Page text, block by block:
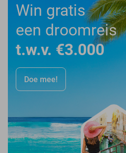
Win gratis
een droomreis
t.w.v. €3.000
Doe mee!